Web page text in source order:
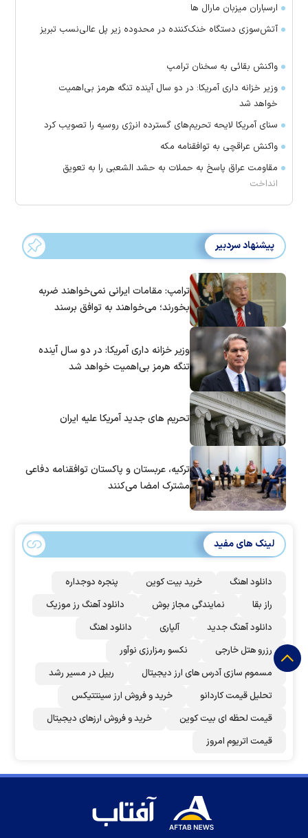
ارسباران میزبان مارال ها
آتش‌سوزی دستگاه خنک‌کننده در محدوده زیر پل عالی‌نسب تبریز
واکنش بقائی به سخنان ترامپ
وزیر خزانه داری آمریکا: در دو سال آینده تنگه هرمز بی‌اهمیت
خواهد شد
سنای آمریکا لایحه تحریم‌های گسترده انرژی روسیه را تصویب کرد
واکنش عراقچی به توافقنامه مکه
مقاومت عراق پاسخ به حملات به حشد الشعبی را به تعویق
انداخت
پیشنهاد سردبیر
ترامپ: مقامات ایرانی نمی‌خواهند ضربه
بخورند؛ می‌خواهند به توافق برسند
وزیر خزانه داری آمریکا: در دو سال آینده
تنگه هرمز بی‌اهمیت خواهد شد
تحریم های جدید آمریکا علیه ایران
ترکیه، عربستان و پاکستان توافقنامه دفاعی
مشترک امضا می‌کنند
لینک های مفید
دانلود اهنگ خرید بیت کوین
پنجره دوجداره
راز بقا
نمایندگی مجاز بوش
دانلود آهنگ رز‌ موزیک
دانلود آهنگ جدید
آلپاری
دانلود اهنگ
رزرو هتل خارجی
نکسو رمزارزی نوآور
مسموم سازی آدرس های ارز دیجیتال
ریپل در مسیر رشد
تحلیل قیمت کاردانو
خرید و فروش ارز سینتتیکس
قیمت لحظه ای بیت کوین
خرید و فروش ارزهای دیجیتال
قیمت اتریوم امروز